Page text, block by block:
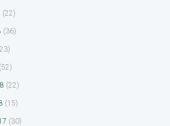
(22)
(36)
(52)
(22)
(15)
(30)